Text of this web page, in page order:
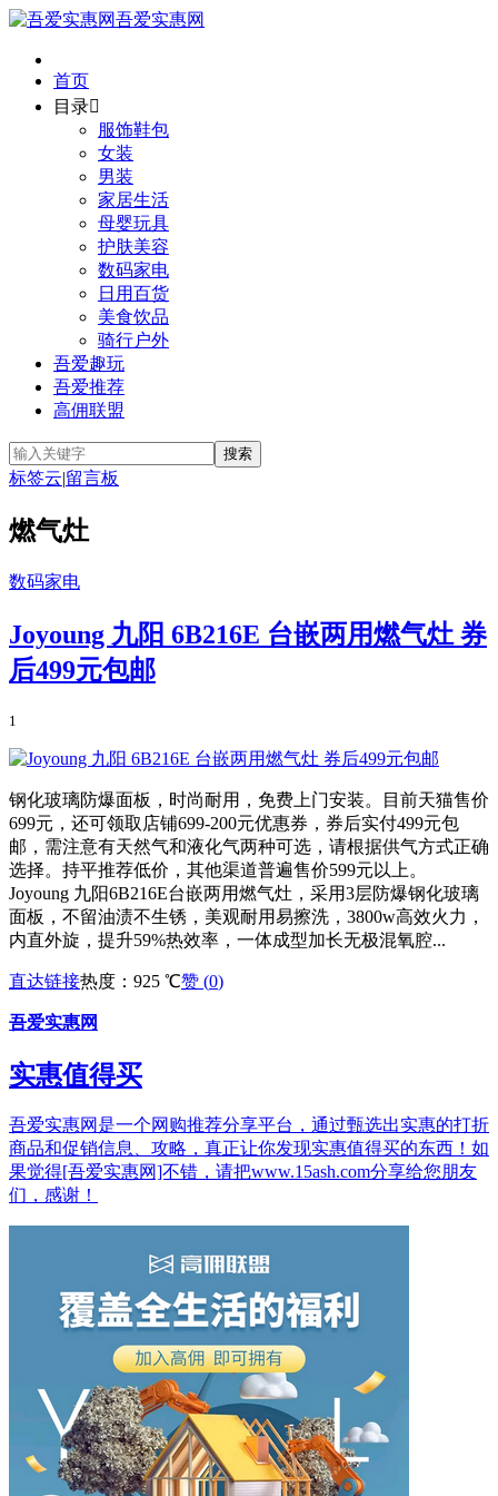
吾爱实惠网
首页
目录
服饰鞋包
女装
男装
家居生活
母婴玩具
护肤美容
数码家电
日用百货
美食饮品
骑行户外
吾爱趣玩
吾爱推荐
高佣联盟
标签云|留言板
燃气灶
数码家电
Joyoung 九阳 6B216E 台嵌两用燃气灶 券
后499元包邮
1
钢化玻璃防爆面板，时尚耐用，免费上门安装。目前天猫售价
699元，还可领取店铺699-200元优惠券，券后实付499元包
邮，需注意有天然气和液化气两种可选，请根据供气方式正确
选择。持平推荐低价，其他渠道普遍售价599元以上。
Joyoung 九阳6B216E台嵌两用燃气灶，采用3层防爆钢化玻璃
面板，不留油渍不生锈，美观耐用易擦洗，3800w高效火力，
内直外旋，提升59%热效率，一体成型加长无极混氧腔...
直达链接热度：925 ℃赞 (0)
吾爱实惠网
实惠值得买
吾爱实惠网是一个网购推荐分享平台，通过甄选出实惠的打折
商品和促销信息、攻略，真正让你发现实惠值得买的东西！如
果觉得[吾爱实惠网]不错，请把www.15ash.com分享给您朋友
们，感谢！